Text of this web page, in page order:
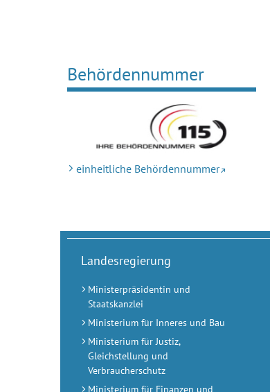
Behördennummer
einheitliche Behördennummer
Landesregierung
Ministerpräsidentin und
Staatskanzlei
Ministerium für Inneres und Bau
Ministerium für Justiz,
Gleichstellung und
Verbraucherschutz
Ministerium für Finanzen und